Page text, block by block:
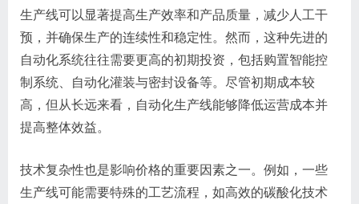
生产线可以显著提高生产效率和产品质量，减少人工干
预，并确保生产的连续性和稳定性。然而，这种先进的
自动化系统往往需要更高的初期投资，包括购置智能控
制系统、自动化灌装与密封设备等。尽管初期成本较
高，但从长远来看，自动化生产线能够降低运营成本并
提高整体效益。
技术复杂性也是影响价格的重要因素之一。例如，一些
生产线可能需要特殊的工艺流程，如高效的碳酸化技术